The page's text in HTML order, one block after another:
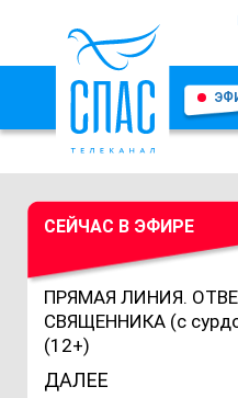
СЕЙЧАС В ЭФИРЕ
ПРЯМАЯ ЛИНИЯ.
СВЯЩЕННИКА (с
(12+)
ДАЛЕЕ